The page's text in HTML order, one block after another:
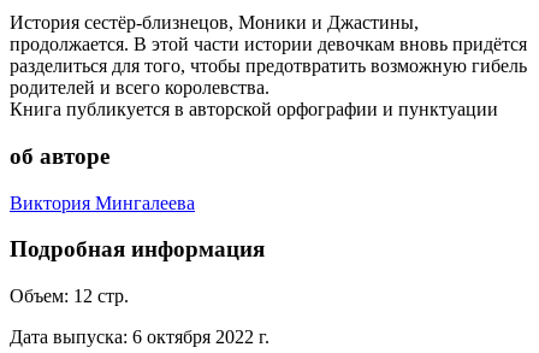
История сестёр-близнецов, Моники и Джастины,
продолжается. В этой части истории девочкам вновь придётся
разделиться для того, чтобы предотвратить возможную гибель
родителей и всего королевства.
Книга публикуется в авторской орфографии и пунктуации
об авторе
Виктория Мингалеева
Подробная информация
Объем: 12 стр.
Дата выпуска: 6 октября 2022 г.